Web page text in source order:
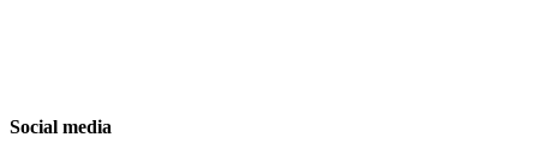
Social media